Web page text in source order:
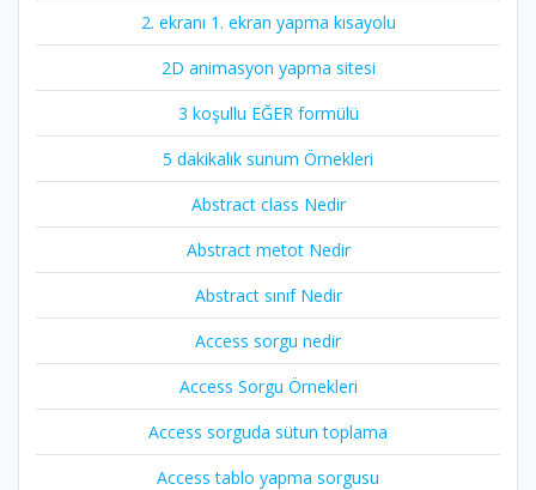
2. ekranı 1. ekran yapma kısayolu
2D animasyon yapma sitesi
3 koşullu EĞER formülü
5 dakikalık sunum Örnekleri
Abstract class Nedir
Abstract metot Nedir
Abstract sınıf Nedir
Access sorgu nedir
Access Sorgu Örnekleri
Access sorguda sütun toplama
Access tablo yapma sorgusu